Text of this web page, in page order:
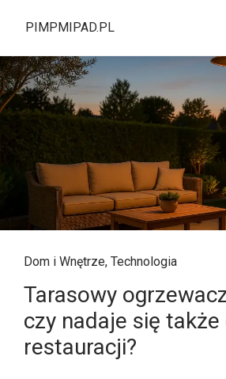
PIMPMIPAD.PL
Dom i Wnętrze, Technologia
Tarasowy
czy nadaje się także
restauracji?